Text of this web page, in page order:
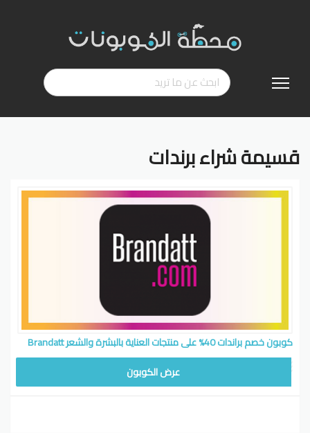
إلى
قسيمة شراء برندات
كوبون خصم براندات 40% على منتجات العناية بالبشرة والشعر Brandatt
عرض الكوبون